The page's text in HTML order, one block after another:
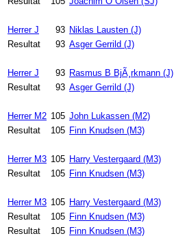
Herrer J 93 Niklas Lausten (J)
Resultat
93 Asger Gerrild (J)
Herrer J 93 Rasmus B BjÃ¸rkmann (J)
Resultat
93 Asger Gerrild (J)
Herrer M2 105 John Lukassen (M2)
Resultat
105 Finn Knudsen (M3)
Herrer M3 105 Harry Vestergaard (M3)
Resultat
105 Finn Knudsen (M3)
Herrer M3 105 Harry Vestergaard (M3)
Resultat
105 Finn Knudsen (M3)
Resultat
105 Finn Knudsen (M3)